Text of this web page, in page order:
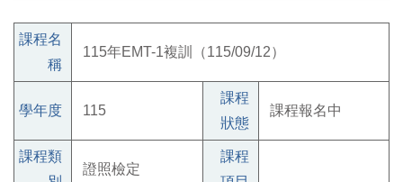
課程名
稱
115年EMT-1複訓（115/09/12）
學年度 115
課程
狀態
課程報名中
課程類
證照檢定
課程